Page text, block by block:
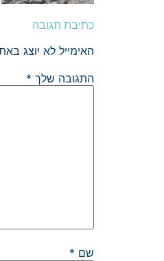
כתיבת תגובה
האימייל לא יוצג
התגובה שלך *
שם *